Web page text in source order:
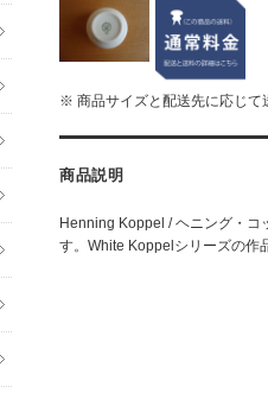
※ 商品サイズと配送先に応じて
商品説明
Henning Koppel / ヘニング・コ
す。White Koppelシリーズの作